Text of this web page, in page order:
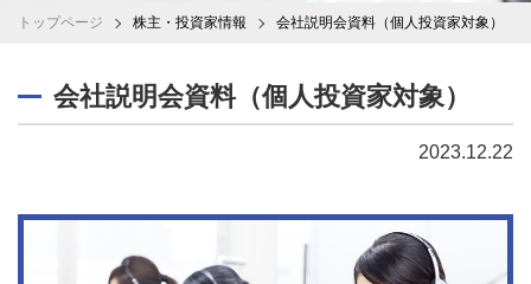
トップページ 株主・投資家情報 会社説明会資料（個人投資家対象）
会社説明会資料（個人投資家対象）
2023.12.22